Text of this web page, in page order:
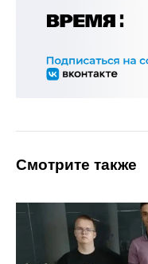
Смотрите также